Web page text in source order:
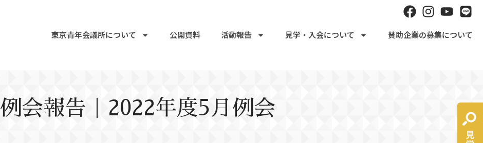
東京青年会議所について 公開資料 活動報告 見学・入会について 賛助企業の募集について
例会報告｜2022年度5月例会